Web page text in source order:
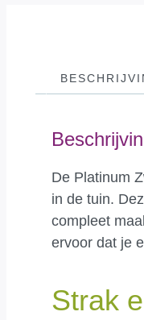
De Platinum
in de tuin.
compleet
ervoor dat je
Strak